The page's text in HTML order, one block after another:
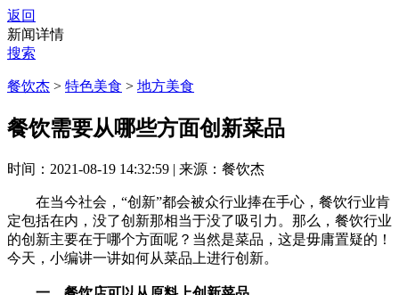
返回
新闻详情
搜索
餐饮杰 > 特色美食 > 地方美食
餐饮需要从哪些方面创新菜品
时间：2021-08-19 14:32:59 | 来源：餐饮杰
在当今社会，“创新”都会被众行业捧在手心，餐饮行业肯
定包括在内，没了创新那相当于没了吸引力。那么，餐饮行业
的创新主要在于哪个方面呢？当然是菜品，这是毋庸置疑的！
今天，小编讲一讲如何从菜品上进行创新。